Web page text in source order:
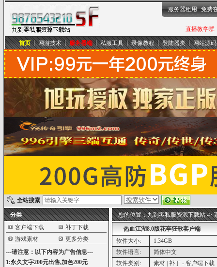
九到零私服资源下载站
直播教学群
服务器租用 免费
首页 网游技术 服务器端 私服工具 录像教程 登陆器类 网站源码
全站搜索
分类
客户端下载
补丁下载
游戏素材
更多分类
---请注意：以下内容为广告信息---
1:永久文字200元出售,加色200元
您的位置：九到零私服资源下载站->
热血江湖8.0版花亭狂歌客户端
软件大小:
1.34GB
软件语言:
简体中文
软件类别:
素材 | 补丁 - 客户端下载